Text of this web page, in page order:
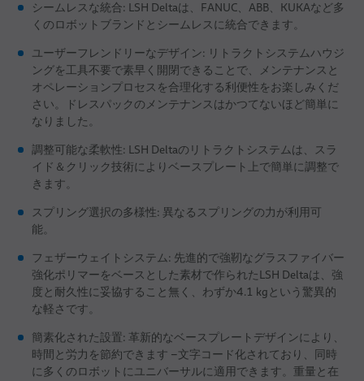
シームレスな統合: LSH Deltaは、FANUC、ABB、KUKAなど多
くのロボットブランドとシームレスに統合できます。
ユーザーフレンドリーなデザイン: リトラクトシステムハウジ
ングを工具不要で素早く開閉できることで、メンテナンスと
オペレーションプロセスを合理化する利便性をお楽しみくだ
さい。ドレスパックのメンテナンスはかつてないほど簡単に
なりました。
調整可能な柔軟性: LSH Deltaのリトラクトシステムは、スラ
イド＆クリック技術によりベースプレート上で簡単に調整で
きます。
スプリング選択の多様性: 異なるスプリングの力が利用可
能。
フェザーウェイトシステム: 先進的で強靭なグラスファイバー
強化ポリマーをベースとした素材で作られたLSH Deltaは、強
度と耐久性に妥協すること無く、わずか4.1 kgという驚異的
な軽さです。
簡素化された設置: 革新的なベースプレートデザインにより、
時間と労力を節約できます –文字コード化されており、同時
に多くのロボットにユニバーサルに適用できます。重量と在